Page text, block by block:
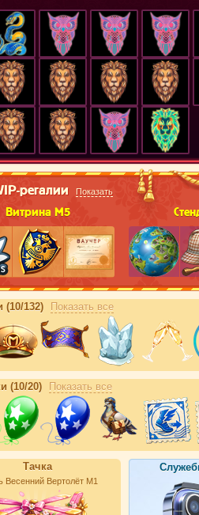
регалии Показать
Витрина М5
(10/132) Показать все
(10/20) Показать все
Тачка
Весенний Вертолёт М1